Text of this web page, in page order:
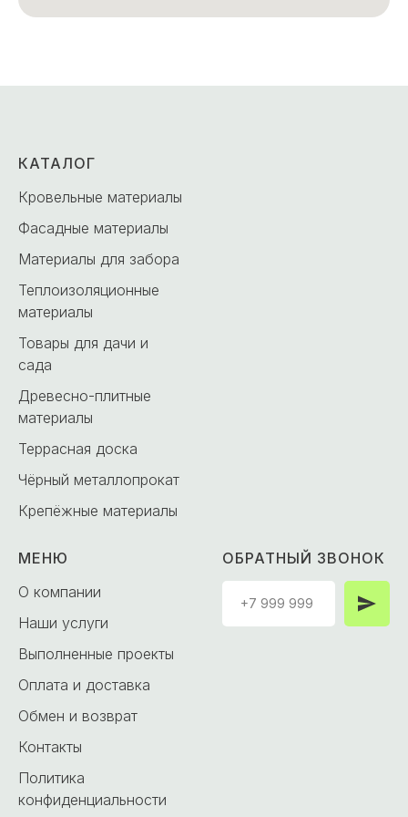
КАТАЛОГ
Кровельные материалы
Фасадные материалы
Материалы для забора
Теплоизоляционные
материалы
Товары для дачи и
сада
Древесно-плитные
материалы
Террасная доска
Чёрный металлопрокат
Крепёжные материалы
МЕНЮ
О компании
Наши услуги
Выполненные проекты
Оплата и доставка
Обмен и возврат
Контакты
Политика
конфиденциальности
ОБРАТНЫЙ ЗВОНОК